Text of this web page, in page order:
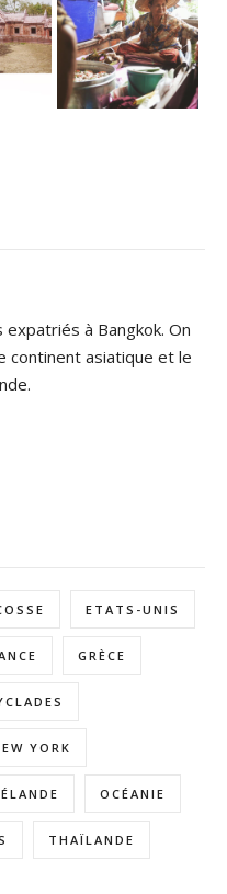
à Bangkok. On
continent asiatique et le
ETATS-UNIS
GRÈCE
YORK
OCÉANIE
THAÏLANDE